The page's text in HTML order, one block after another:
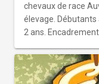
chevaux de race
élevage.
2 ans.